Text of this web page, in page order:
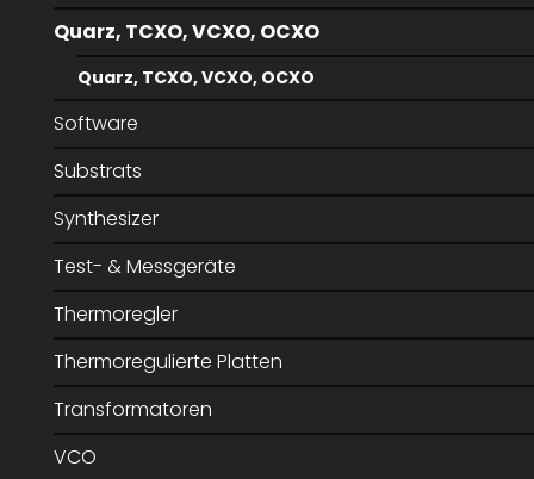
Quarz, TCXO, VCXO, OCXO
Quarz, TCXO, VCXO, OCXO
Software
Substrats
Synthesizer
Test- & Messgeräte
Thermoregler
Thermoregulierte Platten
Transformatoren
VCO